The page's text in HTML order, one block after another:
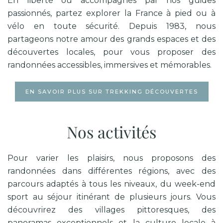
passionnés, partez explorer la France à pied ou à
vélo en toute sécurité. Depuis 1983, nous
partageons notre amour des grands espaces et des
découvertes locales, pour vous proposer des
randonnées accessibles, immersives et mémorables.
EN SAVOIR PLUS SUR TREKKING DÉCOUVERTES
Nos activités
Pour varier les plaisirs, nous proposons des
randonnées dans différentes régions, avec des
parcours adaptés à tous les niveaux, du week-end
sport au séjour itinérant de plusieurs jours. Vous
découvrirez des villages pittoresques, des